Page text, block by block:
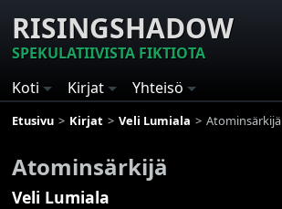
RISINGSHADOW
SPEKULATIIVISTA FIKTIOTA
Koti
Kirjat Yhteisö
Etusivu Kirjat Veli Lumiala Atominsärkijä
Atominsärkijä
Veli Lumiala